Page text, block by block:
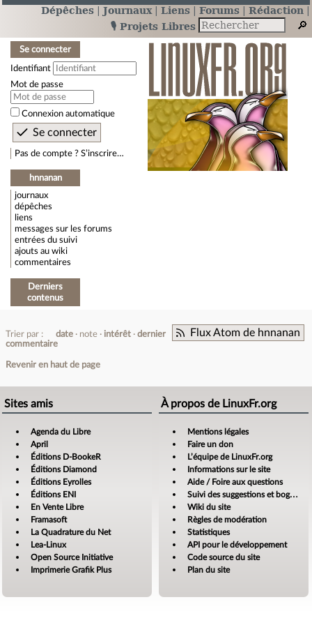
Dépêches Journaux Liens Forums
Rédaction
🎙️ Projets Libres
Se connecter
Identifiant
Mot de passe
Connexion automatique
Pas de compte ? S’inscrire…
hnnanan
journaux
dépêches
liens
messages sur les forums
entrées du suivi
ajouts au wiki
commentaires
Derniers
contenus
Flux Atom de hnnanan
Trier par : date note intérêt
dernier
commentaire
Revenir en haut de page
Sites amis
Agenda du Libre
April
Éditions D-BookeR
Éditions Diamond
Éditions Eyrolles
Éditions ENI
En Vente Libre
Framasoft
La Quadrature du Net
Lea-Linux
Open Source Initiative
Imprimerie Grafik Plus
À propos de LinuxFr.org
Mentions légales
Faire un don
L’équipe de LinuxFr.org
Informations sur le site
Aide / Foire aux questions
Suivi des suggestions et bogues
Wiki du site
Règles de modération
Statistiques
API pour le développement
Code source du site
Plan du site